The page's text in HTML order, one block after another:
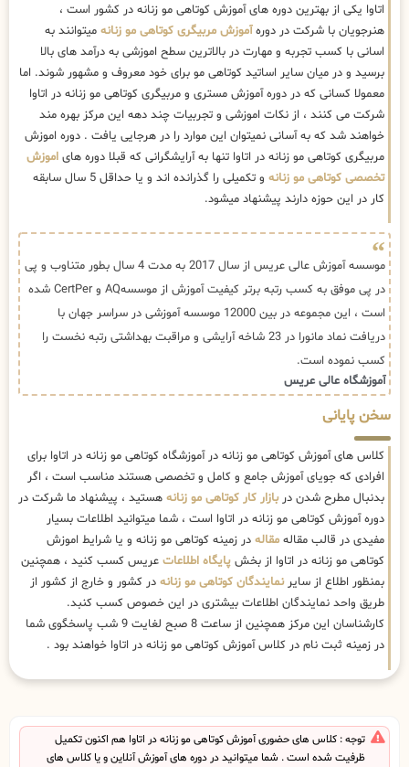
اتاوا یکی از بهترین دوره های آموزش کوتاهی مو زنانه در کشور است ،
هنرجویان با شرکت در دورهآموزش مربیگری کوتاهی مو زنانه میتوانند به
اسانی با کسب تجربه و مهارت در بالاترین سطح اموزشی به درآمد های بالا
برسید و در میان سایر اساتید کوتاهی مو برای خود معروف و مشهور شوند. اما
معمولا کسانی که در دوره آموزش مستری و مربیگری کوتاهی مو زنانه در اتاوا
شرکت می کنند ، از نکات اموزشی و تجربیات چند دهه این مرکز بهره مند
خواهند شد که به آسانی نمیتوان این موارد را در هرجایی یافت . دوره اموزش
مربیگری کوتاهی مو زنانه در اتاوا تنها به آرایشگرانی که قبلا دوره های اموزش
تخصصی کوتاهی مو زنانه
و تکمیلی را گذرانده اند و یا حداقل 5 سال سابقه
کار در این حوزه دارند پیشنهاد میشود.
موسسه آموزش عالی عریس از سال 2017 به مدت 4 سال بطور متناوب و پی
در پی موفق به کسب رتبه برتر کیفیت آموزش از موسسهAQ و CertPer شده
است ، این مجموعه در بین 12000 موسسه آموزشی در سراسر جهان با
دریافت نماد مانورا در 23 شاخه آرایشی و مراقبت بهداشتی رتبه نخست را
کسب نموده است.
آموزشگاه عالی عریس
سخن پایانی
کلاس های آموزش کوتاهی مو زنانه در آموزشگاه کوتاهی مو زنانه در اتاوا برای
افرادی که جویای آموزش جامع و کامل و تخصصی هستند مناسب است ، اگر
بدنبال مطرح شدن دربازار کار کوتاهی مو زنانه هستید ، پیشنهاد ما شرکت در
دوره آموزش کوتاهی مو زنانه در اتاوا است ، شما میتوانید اطلاعات بسیار
مفیدی در قالب مقاله مقاله در زمینه کوتاهی مو زنانه و یا شرایط اموزش
کوتاهی مو زنانه در اتاوا از بخش پایگاه اطلاعات عریس کسب کنید ، همچنین
بمنظور اطلاع از سایرنمایندگان کوتاهی مو زنانه در کشور و خارج از کشور از
طریق واحد نمایندگان اطلاعات بیشتری در این خصوص کسب کنبد.
کارشناسان این مرکز همچنین از ساعت 8 صبح لغایت 9 شب پاسخگوی شما
در زمینه ثبت نام در کلاس آموزش کوتاهی مو زنانه در اتاوا خواهند بود .
توجه : کلاس های حضوری آموزش کوتاهی مو زنانه در اتاوا هم اکنون تکمیل
ظرفیت شده است . شما میتوانید در دوره های آموزش آنلاین و یا کلاس های